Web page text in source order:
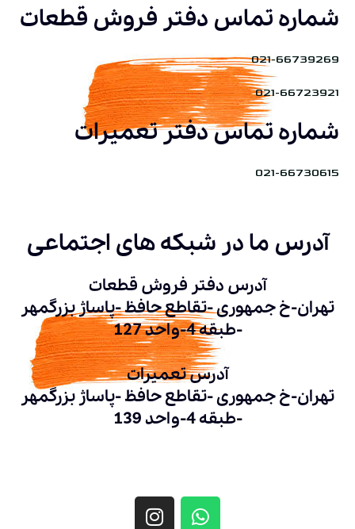
شماره تماس دفتر فروش قطعات
021-66739269
021-66723921
شماره تماس دفتر تعمیرات
021-66730615
آدرس ما در شبکه های اجتماعی
آدرس دفتر فروش قطعات
تهران-خ جمهوری -تقاطع حافظ -پاساژ بزرگمهر
-طبقه 4-واحد 127
آدرس تعمیرات
تهران-خ جمهوری -تقاطع حافظ -پاساژ بزرگمهر
-طبقه 4-واحد 139